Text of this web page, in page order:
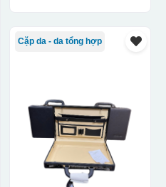
Cặp da - da tổng hợp